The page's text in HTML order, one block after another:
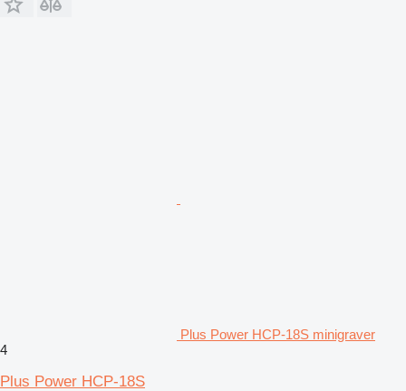
Plus Power HCP-18S minigraver
4
Plus Power HCP-18S